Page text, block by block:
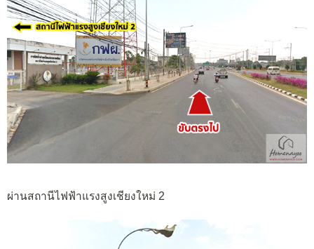
ผ่านสถานีไฟฟ้าแรงสูงเชียงใหม่ 2